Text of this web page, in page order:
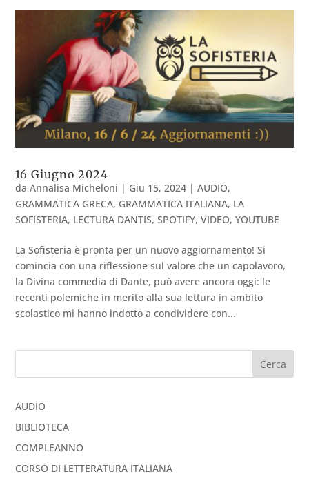
16 Giugno 2024
daAnnalisa Micheloni | Giu 15, 2024 |AUDIO,
GRAMMATICA GRECA, GRAMMATICA ITALIANA, LA
SOFISTERIA, LECTURA DANTIS,SPOTIFY,VIDEO,YOUTUBE
La Sofisteria è pronta per un nuovo aggiornamento! Si
comincia con una riflessione sul valore che un capolavoro,
la Divina commedia di Dante, può avere ancora oggi: le
recenti polemiche in merito alla sua lettura in ambito
scolastico mi hanno indotto a condividere con...
Cerca
AUDIO
BIBLIOTECA
COMPLEANNO
CORSO DI LETTERATURA ITALIANA